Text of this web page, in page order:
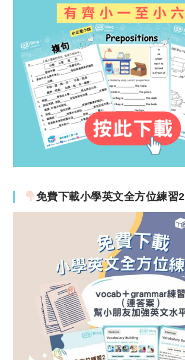
免費下載小學英文全方位練習2